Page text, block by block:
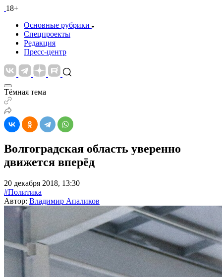
18+
Основные рубрики
Спецпроекты
Редакция
Пресс-центр
Тёмная тема
Волгоградская область уверенно
движется вперёд
20 декабря 2018, 13:30
#Политика
Автор: Владимир Апаликов